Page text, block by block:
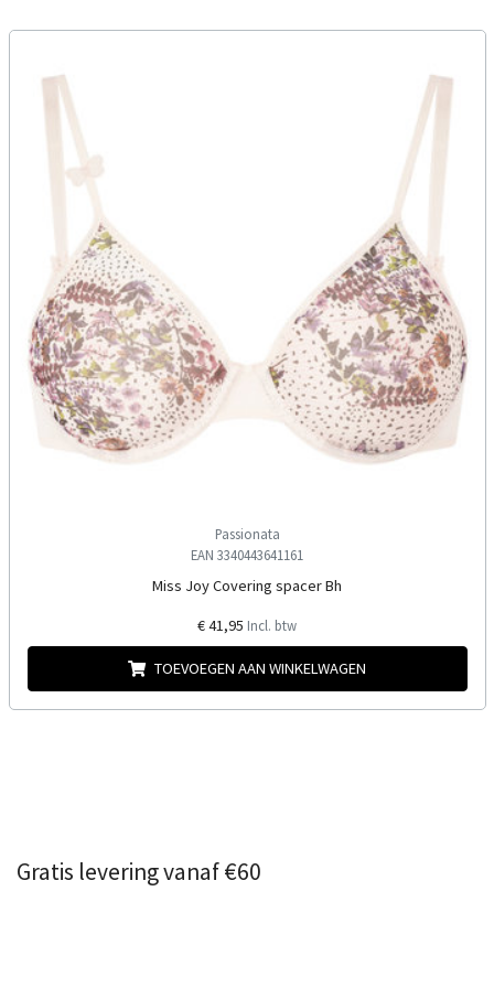
Passionata
EAN 3340443641161
Miss Joy Covering spacer Bh
€ 41,95 Incl. btw
TOEVOEGEN AAN WINKELWAGEN
Gratis levering vanaf €60